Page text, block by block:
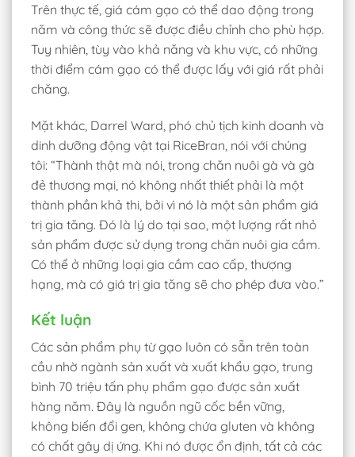
Trên thực tế, giá cám gạo có thể dao động trong
năm và công thức sẽ được điều chỉnh cho phù hợp.
Tuy nhiên, tùy vào khả năng và khu vực, có những
thời điểm cám gạo có thể được lấy với giá rất phải
chăng.
Mặt khác, Darrel Ward, phó chủ tịch kinh doanh và
dinh dưỡng động vật tại RiceBran, nói với chúng
tôi: “Thành thật mà nói, trong chăn nuôi gà và gà
đẻ thương mại, nó không nhất thiết phải là một
thành phần khả thi, bởi vì nó là một sản phẩm giá
trị gia tăng. Đó là lý do tại sao, một lượng rất nhỏ
sản phẩm được sử dụng trong chăn nuôi gia cầm.
Có thể ở những loại gia cầm cao cấp, thượng
hạng, mà có giá trị gia tăng sẽ cho phép đưa vào.”
Kết luận
Các sản phẩm phụ từ gạo luôn có sẵn trên toàn
cầu nhờ ngành sản xuất và xuất khẩu gạo, trung
bình 70 triệu tấn phụ phẩm gạo được sản xuất
hàng năm. Đây là nguồn ngũ cốc bền vững,
không biến đổi gen, không chứa gluten và không
có chất gây dị ứng. Khi nó được ổn định, tất cả các